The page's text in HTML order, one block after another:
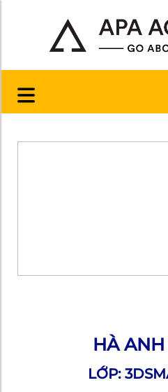
HÀ
LỚP: